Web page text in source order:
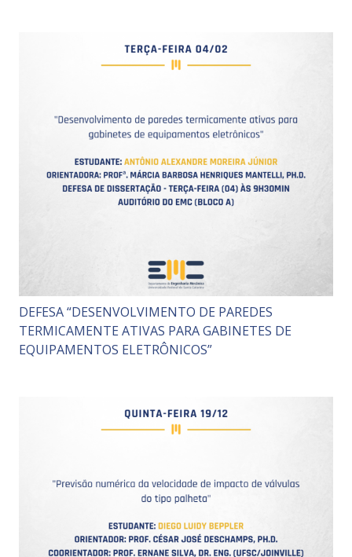
DEFESA “DESENVOLVIMENTO DE PAREDES
TERMICAMENTE ATIVAS PARA GABINETES DE
EQUIPAMENTOS ELETRÔNICOS”